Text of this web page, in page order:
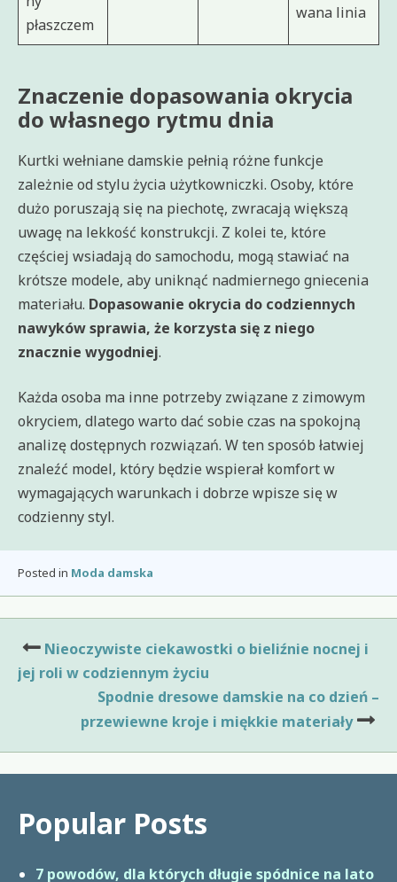
płaszczem
wana linia
Znaczenie dopasowania okrycia
do własnego rytmu dnia
Kurtki wełniane damskie pełnią różne funkcje
zależnie od stylu życia użytkowniczki. Osoby, które
dużo poruszają się na piechotę, zwracają większą
uwagę na lekkość konstrukcji. Z kolei te, które
częściej wsiadają do samochodu, mogą stawiać na
krótsze modele, aby uniknąć nadmiernego gniecenia
materiału. Dopasowanie okrycia do codziennych
nawyków sprawia, że korzysta się z niego
znacznie wygodniej.
Każda osoba ma inne potrzeby związane z zimowym
okryciem, dlatego warto dać sobie czas na spokojną
analizę dostępnych rozwiązań. W ten sposób łatwiej
znaleźć model, który będzie wspierał komfort w
wymagających warunkach i dobrze wpisze się w
codzienny styl.
Posted in Moda damska
Nawigacja
wpisu
Nieoczywiste ciekawostki o bieliźnie nocnej i
jej roli w codziennym życiu
Spodnie dresowe damskie na co dzień –
przewiewne kroje i miękkie materiały
Popular Posts
7 powodów, dla których długie spódnice na lato